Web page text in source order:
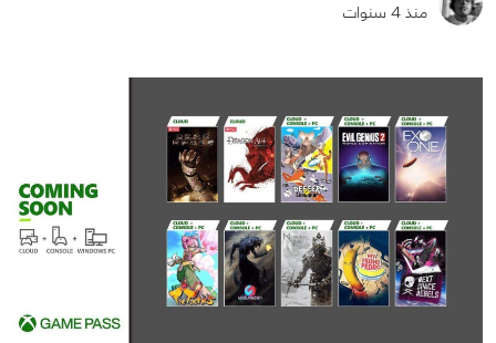
منذ 4 سنوات